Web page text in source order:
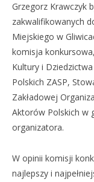
Grzegorz Krawczyk
zakwalifikowanych
Miejskiego w
komisja
Kultury i
Polskich ZASP,
Zakładowej
Aktorów Polskich w
organizatora.
W opinii komisji
najlepszy i